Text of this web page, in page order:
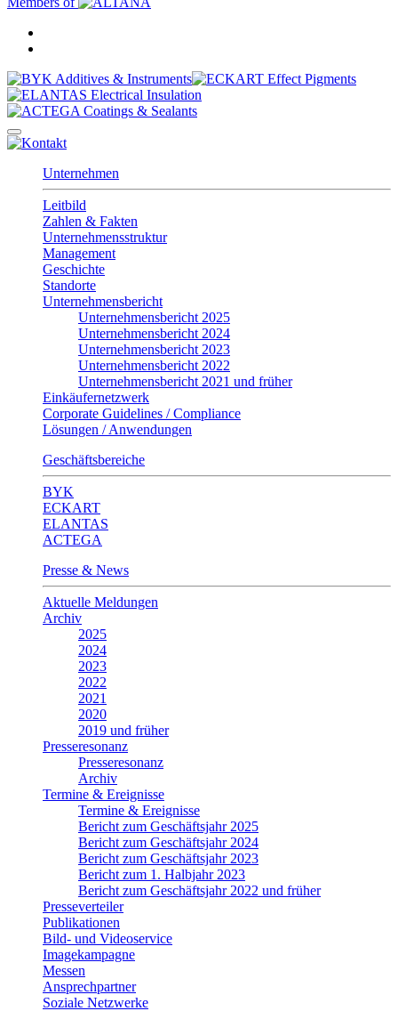
Unternehmen
Leitbild
Zahlen & Fakten
Unternehmensstruktur
Management
Geschichte
Standorte
Unternehmensbericht
Unternehmensbericht 2025
Unternehmensbericht 2024
Unternehmensbericht 2023
Unternehmensbericht 2022
Unternehmensbericht 2021 und früher
Einkäufernetzwerk
Corporate Guidelines / Compliance
Lösungen / Anwendungen
Geschäftsbereiche
BYK
ECKART
ELANTAS
ACTEGA
Presse & News
Aktuelle Meldungen
Archiv
2025
2024
2023
2022
2021
2020
2019 und früher
Presseresonanz
Presseresonanz
Archiv
Termine & Ereignisse
Termine & Ereignisse
Bericht zum Geschäftsjahr 2025
Bericht zum Geschäftsjahr 2024
Bericht zum Geschäftsjahr 2023
Bericht zum 1. Halbjahr 2023
Bericht zum Geschäftsjahr 2022 und früher
Presseverteiler
Publikationen
Bild- und Videoservice
Imagekampagne
Messen
Ansprechpartner
Soziale Netzwerke